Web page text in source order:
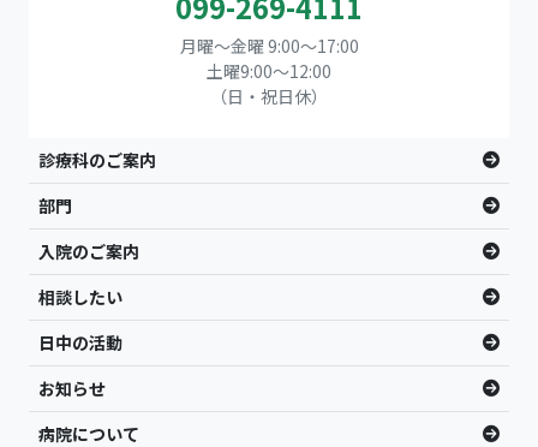
月曜～金曜 9:00～17:00
土曜9:00〜12:00
（日・祝日休）
診療科のご案内
部門
入院のご案内
相談したい
日中の活動
お知らせ
病院について